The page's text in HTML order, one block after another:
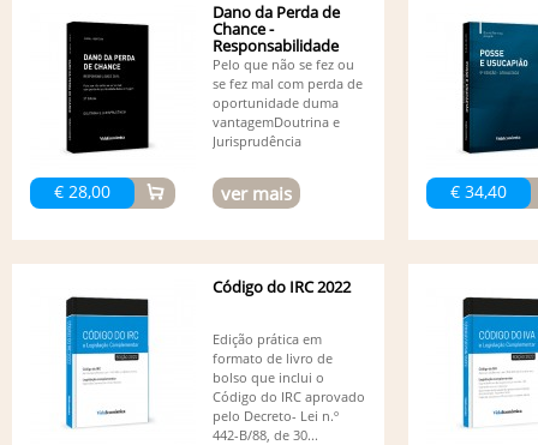
€ 28,00
Dano da Perda de
Chance -
Responsabilidade
Civil - 3ª edição
Pelo que não se fez ou
se fez mal com perda de
oportunidade duma
vantagemDoutrina e
Jurisprudência
ver mais € 34,40
Código do IRC 2022
Edição prática em
formato de livro de
bolso que inclui o
Código do IRC aprovado
pelo Decreto- Lei n.º
442-B/88, de 30...